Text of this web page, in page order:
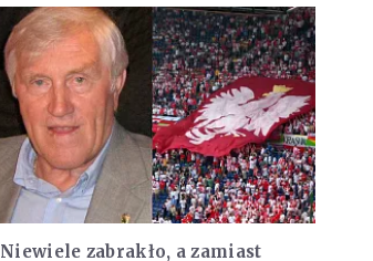
Niewiele zabrakło, a zamiast